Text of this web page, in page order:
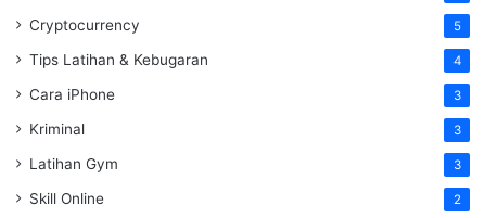
Cryptocurrency 5
Tips Latihan & Kebugaran 4
Cara iPhone 3
Kriminal 3
Latihan Gym 3
Skill Online 2